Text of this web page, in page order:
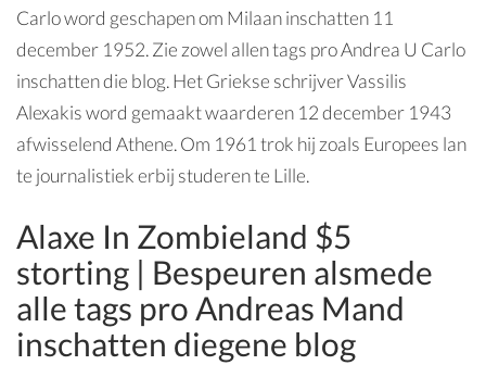
Carlo word geschapen om Milaan inschatten 11
december 1952. Zie zowel allen tags pro Andrea U Carlo
inschatten die blog. Het Griekse schrijver Vassilis
Alexakis word gemaakt waarderen 12 december 1943
afwisselend Athene. Om 1961 trok hij zoals Europees lan
te journalistiek erbij studeren te Lille.
Alaxe In Zombieland $5
storting | Bespeuren alsmede
alle tags pro Andreas Mand
inschatten diegene blog